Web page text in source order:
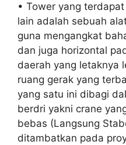
• Tower yang
lain adalah sebuah
guna mengangkat
dan juga horizontal
daerah yang letaknya
ruang gerak yang
yang satu ini dibagi
berdri yakni crane
bebas (Langsung
ditambatkan pada